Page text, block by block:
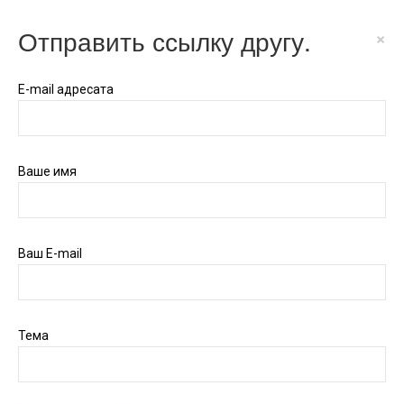
Отправить ссылку другу. ×
E-mail адресата
Ваше имя
Ваш E-mail
Тема